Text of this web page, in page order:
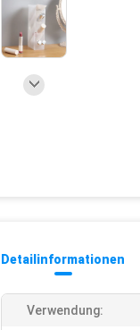
Detailinformationen
Verwendung: